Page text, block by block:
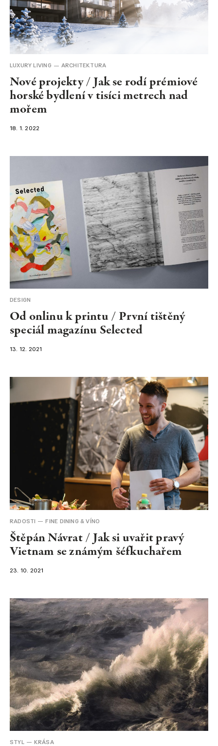
LUXURY LIVING ARCHITEKTURA
Nové projekty / Jak se rodí prémiové
horské bydlení v tisíci metrech nad
mořem
18. 1. 2022
DESIGN
Od onlinu k printu / První tištěný
speciál magazínu Selected
13. 12. 2021
RADOSTI FINE DINING & VÍNO
Štěpán Návrat / Jak si uvařit pravý
Vietnam se známým šéfkuchařem
23. 10. 2021
STYL KRÁSA